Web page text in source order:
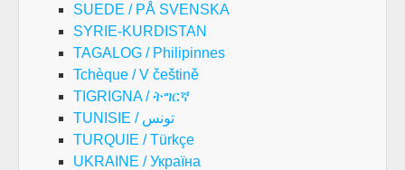
SUEDE / PÅ SVENSKA
SYRIE-KURDISTAN
TAGALOG / Philipinnes
Tchèque / V češtině
TIGRIGNA / ትግርኛ
TUNISIE / تونس
TURQUIE / Türkçe
UKRAINE / Україна